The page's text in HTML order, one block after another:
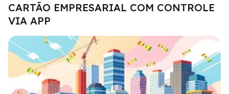
CARTÃO EMPRESARIAL COM CONTROLE
VIA APP